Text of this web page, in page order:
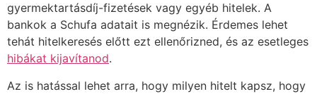
gyermektartásdíj-fizetések vagy egyéb hitelek. A
bankok a Schufa adatait is megnézik. Érdemes lehet
tehát hitelkeresés előtt ezt ellenőrizned, és az esetleges
hibákat kijavítanod.
Az is hatással lehet arra, hogy milyen hitelt kapsz, hogy